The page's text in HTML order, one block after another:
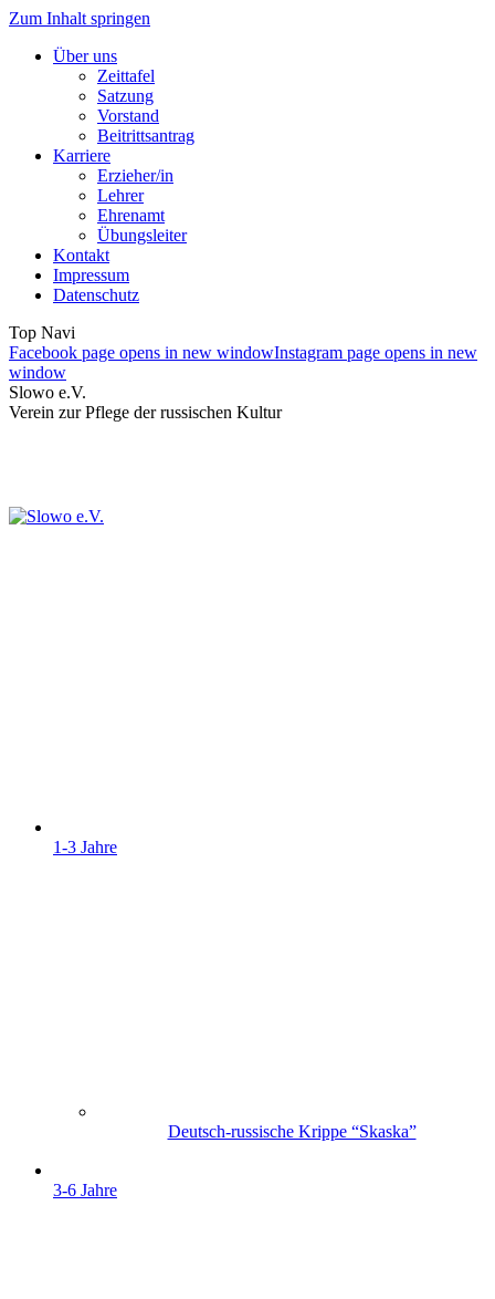
Zum Inhalt springen
Über uns
Zeittafel
Satzung
Vorstand
Beitrittsantrag
Karriere
Erzieher/in
Lehrer
Ehrenamt
Übungsleiter
Kontakt
Impressum
Datenschutz
Top Navi
Facebook page opens in new windowInstagram page opens in new
window
Slowo e.V.
Verein zur Pflege der russischen Kultur
1-3 Jahre
Deutsch-russische Krippe “Skaska”
3-6 Jahre